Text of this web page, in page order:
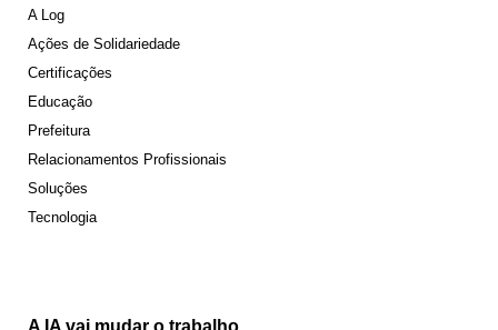
A Log
Ações de Solidariedade
Certificações
Educação
Prefeitura
Relacionamentos Profissionais
Soluções
Tecnologia
A IA vai mudar o trabalho.